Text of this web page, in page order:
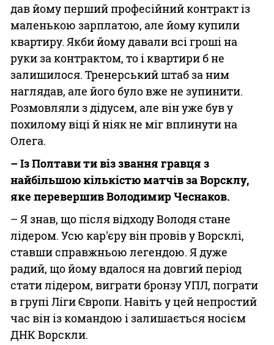
дав йому перший професійний контракт із
маленькою зарплатою, але йому купили
квартиру. Якби йому давали всі гроші на
руки за контрактом, то і квартири б не
залишилося. Тренерський штаб за ним
наглядав, але його було вже не зупинити.
Розмовляли з дідусем, але він уже був у
похилому віці й ніяк не міг вплинути на
Олега.
– Із Полтави ти віз звання гравця з
найбільшою кількістю матчів за Ворсклу,
яке перевершив Володимир Чеснаков.
– Я знав, що після відходу Володя стане
лідером. Усю кар'єру він провів у Ворсклі,
ставши справжньою легендою. Я дуже
радий, що йому вдалося на довгий період
стати лідером, виграти бронзу УПЛ, пограти
в групі Ліги Європи. Навіть у цей непростий
час він із командою і залишається носієм
ДНК Ворскли.